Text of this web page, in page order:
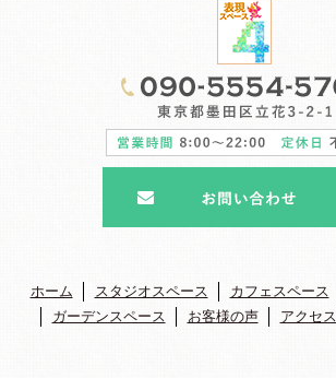
ホーム スタジオスペース カフェスペース
ガーデンスペース
お客様の声 アクセス